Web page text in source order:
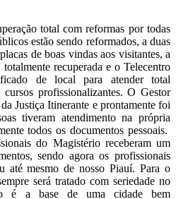
total com reformas por todas
estão sendo reformados, a duas
de boas vindas aos visitantes, a
recuperada e o Telecentro
de local para atender total
profissionalizantes. O Gestor
Justiça Itinerante e prontamente foi
tiveram atendimento na própria
todos os documentos pessoais.
do Magistério receberam um
sendo agora os profissionais
até mesmo de nosso Piauí. Para o
será tratado com seriedade no
é a base de uma cidade bem